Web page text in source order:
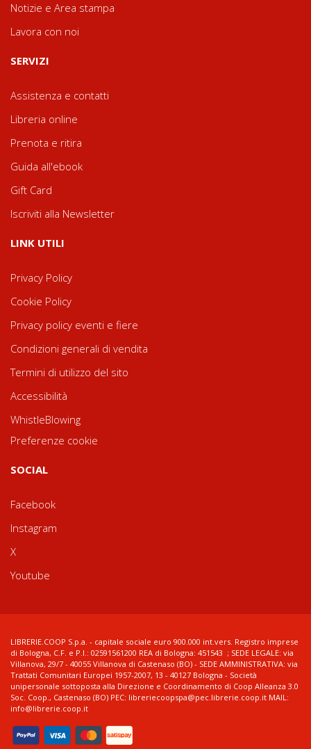
Notizie e Area stampa
Lavora con noi
SERVIZI
Assistenza e contatti
Libreria online
Prenota e ritira
Guida all'ebook
Gift Card
Iscriviti alla Newsletter
LINK UTILI
Privacy Policy
Cookie Policy
Privacy policy eventi e fiere
Condizioni generali di vendita
Termini di utilizzo del sito
Accessibilità
WhistleBlowing
Preferenze cookie
SOCIAL
Facebook
Instagram
X
Youtube
LIBRERIE.COOP S.p.a. - capitale sociale euro 900.000 int.vers. Registro imprese
di Bologna, C.F. e P.I.: 02591561200 REA di Bologna: 451543 ; SEDE LEGALE: via
Villanova, 29/7 - 40055 Villanova di Castenaso (BO) - SEDE AMMINISTRATIVA: via
Trattati Comunitari Europei 1957-2007, 13 - 40127 Bologna - Società
unipersonale sottoposta alla Direzione e Coordinamento di Coop Alleanza 3.0
Soc. Coop., Castenaso (BO) PEC: libreriecoopspa@pec.librerie.coop.it MAIL:
info@librerie.coop.it